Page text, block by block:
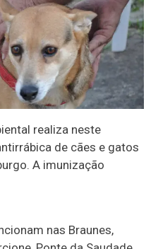
realiza neste
de cães e gatos
A imunização
nas Braunes,